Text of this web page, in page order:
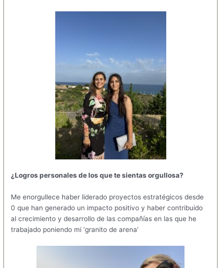
¿Logros personales de los que te sientas orgullosa?
Me enorgullece haber liderado proyectos estratégicos desde
0 que han generado un impacto positivo y haber contribuido
al crecimiento y desarrollo de las compañías en las que he
trabajado poniendo mi ‘granito de arena’